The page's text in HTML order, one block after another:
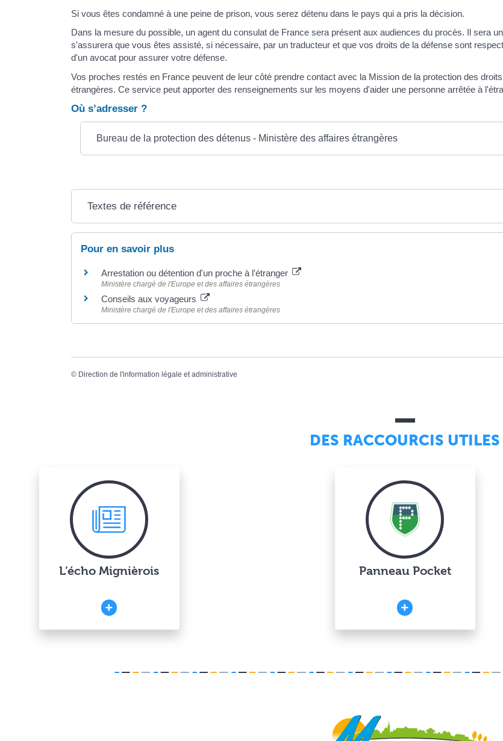
Si vous êtes condamné à une peine de prison, vous serez détenu dans le pays qui a pris la décision.
Dans la mesure du possible, un agent du consulat de France sera présent aux audiences du procès. Il sera
s'assurera que vous êtes assisté, si nécessaire, par un traducteur et que vos droits de la défense sont
d'un avocat pour assurer votre défense.
Vos proches restés en France peuvent de leur côté prendre contact avec la Mission de la protection des
étrangères. Ce service peut apporter des renseignements sur les moyens d'aider une personne arrêtée à
Où s’adresser ?
Bureau de la protection des détenus - Ministère des affaires étrangères
Textes de référence
Pour en savoir plus
Arrestation ou détention d'un proche à l'étranger
Ministère chargé de l'Europe et des affaires étrangères
Conseils aux voyageurs
Ministère chargé de l'Europe et des affaires étrangères
© Direction de l'information légale et administrative
DES RACCOURCIS UTILES
L’écho Mignièrois Panneau Pocket